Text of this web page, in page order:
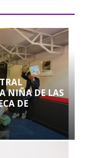
NIÑA DE LAS
DE